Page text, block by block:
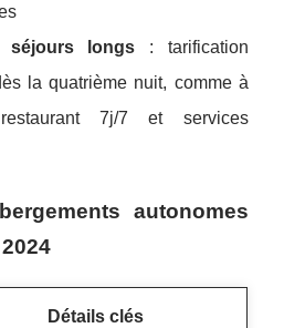
séjours longs : tarification
la quatrième nuit, comme à
7j/7 et services
autonomes
Détails clés